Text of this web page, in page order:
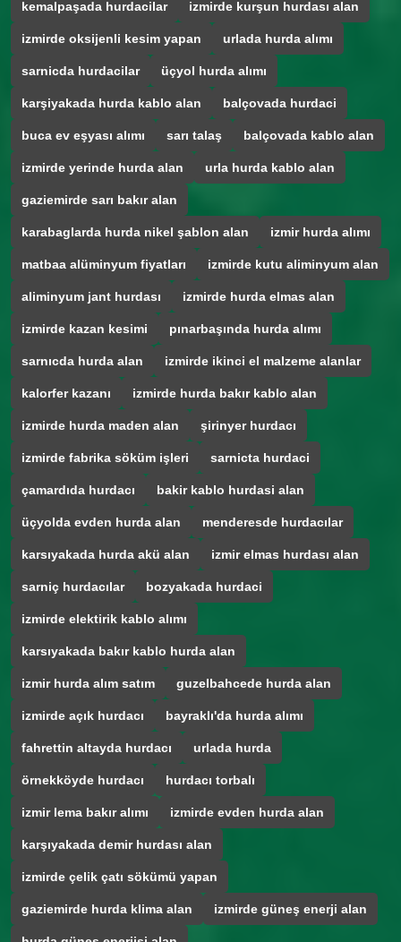
kemalpaşada hurdacilar izmirde kurşun hurdası alan
izmirde oksijenli kesim yapan urlada hurda alımı
sarnicda hurdacilar üçyol hurda alımı
karşiyakada hurda kablo alan balçovada hurdaci
buca ev eşyası alımı sarı talaş balçovada kablo alan
izmirde yerinde hurda alan urla hurda kablo alan
gaziemirde sarı bakır alan
karabaglarda hurda nikel şablon alan izmir hurda alımı
matbaa alüminyum fiyatları izmirde kutu aliminyum alan
aliminyum jant hurdası izmirde hurda elmas alan
izmirde kazan kesimi pınarbaşında hurda alımı
sarnıcda hurda alan izmirde ikinci el malzeme alanlar
kalorfer kazanı izmirde hurda bakır kablo alan
izmirde hurda maden alan şirinyer hurdacı
izmirde fabrika söküm işleri sarnicta hurdaci
çamardıda hurdacı bakir kablo hurdasi alan
üçyolda evden hurda alan menderesde hurdacılar
karsıyakada hurda akü alan izmir elmas hurdası alan
sarniç hurdacılar bozyakada hurdaci
izmirde elektirik kablo alımı
karsıyakada bakır kablo hurda alan
izmir hurda alım satım guzelbahcede hurda alan
izmirde açık hurdacı bayraklı'da hurda alımı
fahrettin altayda hurdacı urlada hurda
örnekköyde hurdacı hurdacı torbalı
izmir lema bakır alımı izmirde evden hurda alan
karşıyakada demir hurdası alan
izmirde çelik çatı sökümü yapan
gaziemirde hurda klima alan izmirde güneş enerji alan